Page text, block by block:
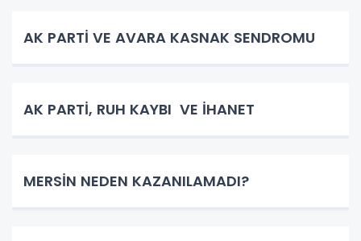
AK PARTİ VE AVARA KASNAK SENDROMU
AK PARTİ, RUH KAYBI VE İHANET
MERSİN NEDEN KAZANILAMADI?